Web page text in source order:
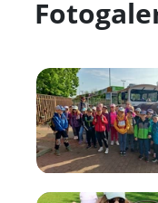
se na další